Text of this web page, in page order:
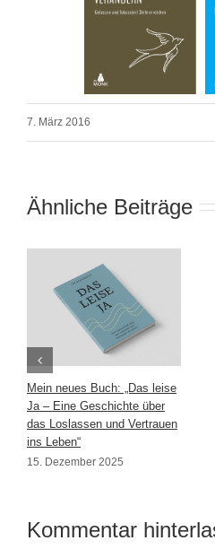
7. März 2016
Ähnliche Beiträge
Mein neues Buch: „Das leise
Ja – Eine Geschichte über
das Loslassen und Vertrauen
ins Leben“
15. Dezember 2025
Kommentar